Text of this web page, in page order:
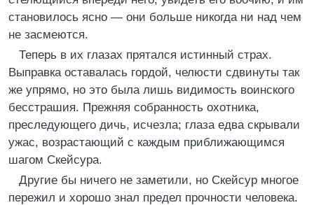
становилось ясно — они больше никогда ни над чем
не засмеются.
Теперь в их глазах прятался истинный страх.
Выправка оставалась гордой, челюсти сдвинуты так
же упрямо, но это была лишь видимость воинского
бесстрашия. Прежняя собранность охотника,
преследующего дичь, исчезла; глаза едва скрывали
ужас, возрастающий с каждым приближающимся
шагом Скейсура.
Другие бы ничего не заметили, но Скейсур многое
пережил и хорошо знал предел прочности человека.